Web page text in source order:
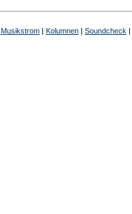
Musikstrom | Kolumnen | Soundcheck |